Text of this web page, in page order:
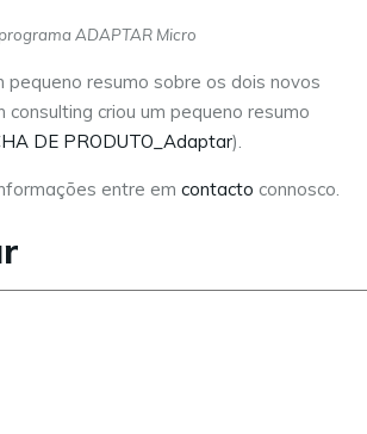
ADAPTAR Micro
pequeno resumo sobre os dois novos
consulting criou um pequeno resumo
DE PRODUTO_Adaptar).
entre em contacto connosco.